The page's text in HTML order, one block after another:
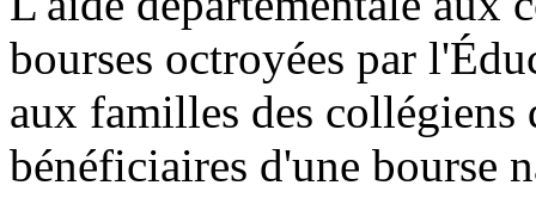
bourses octroyées par
aux familles des
bénéficiaires d'une bourse